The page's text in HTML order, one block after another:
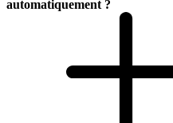
automatiquement ?